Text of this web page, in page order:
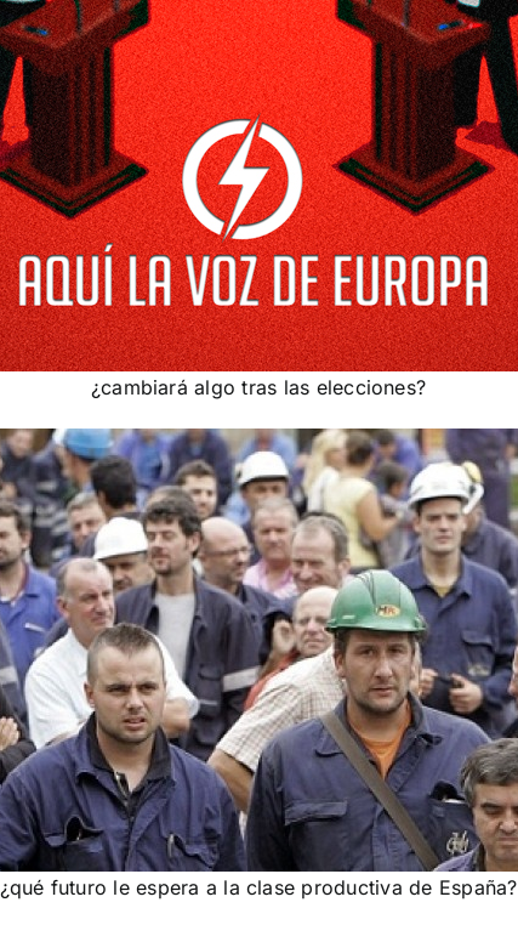
¿cambiará algo tras las elecciones?
¿qué futuro le espera a la clase productiva de España?